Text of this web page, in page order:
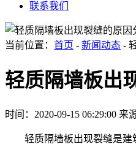
联系我们
当前位置： 首页 - 新闻动态 -
轻质隔墙板出
时间：2020-09-15 06:29:00 来
轻质隔墙板出现裂缝是